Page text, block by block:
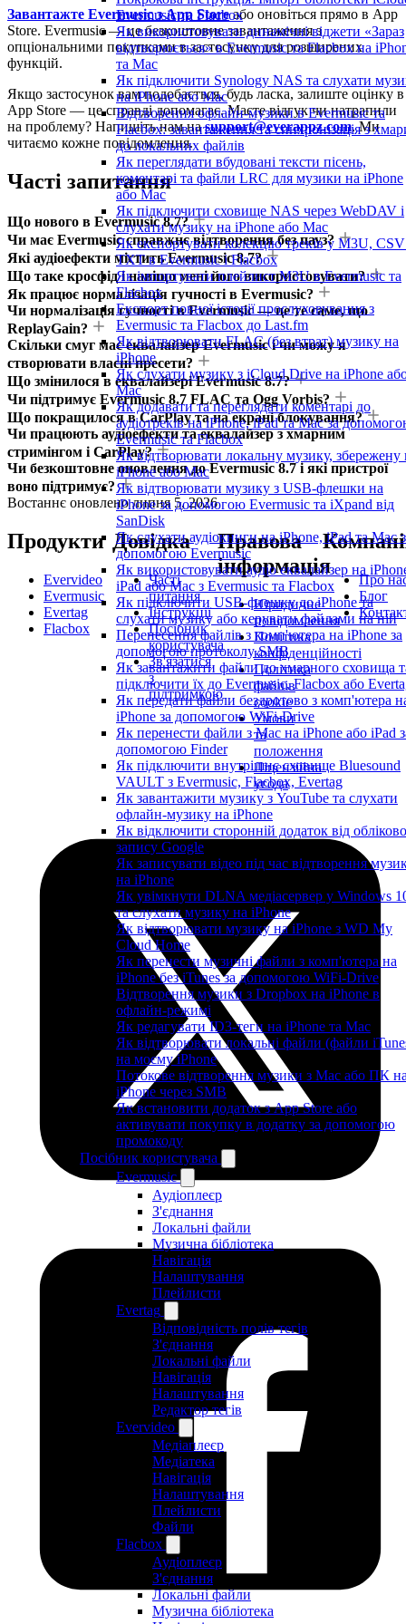
Evermusic та Flacbox
Як використовувати динамічні віджети «Зараз
відтворюється» в Evermusic та Flacbox на
та Mac
Як підключити Synology NAS та слухати
на iPhone або Mac
Відтворення офлайн-музики в Evermusic та
Flacbox: завантаження та синхронізація з
до локальних файлів
Як переглядати вбудовані тексти пісень,
коментарі та файли LRC для музики на iPhone
або Mac
Як підключити сховище NAS через WebDAV і
слухати музику на iPhone або Mac
Як експортувати колекцію треків у M3U,
TXT в Evermusic і Flacbox
Як імпортувати плейлист M3U в Evermusic та
Flacbox
Експорт повної історії прослуховування з
Evermusic та Flacbox до Last.fm
Як відтворювати FLAC (без втрат) музику на
iPhone
Як слухати музику з iCloud Drive на iPhone
Mac
Як додавати та переглядати коментарі до
аудіотреків на iPhone, iPad та Mac за
Evermusic та Flacbox
Як відтворювати локальну музику, збережену
iPhone або Mac
Як відтворювати музику з USB-флешки на
iPhone за допомогою Evermusic та iXpand від
SanDisk
Як слухати аудіокниги на iPhone, iPad та Mac
допомогою Evermusic
Як використовувати аудіо еквалайзер на
iPad або Mac з Evermusic та Flacbox
Як підключити USB-флешку до iPhone та
слухати музику або керувати файлами на ній
Перенесення файлів з комп'ютера на iPhone за
допомогою протоколу SMB
Як завантажити файли до хмарного сховища
підключити їх до Evermusic, Flacbox або
Як передати файли бездротово з комп'ютера
iPhone за допомогою WiFi-Drive
Як перенести файли з Mac на iPhone або iPad
допомогою Finder
Як підключити внутрішнє сховище Bluesound
VAULT з Evermusic, Flacbox, Evertag
Як завантажити музику з YouTube та слухати
офлайн-музику на iPhone
Як відключити сторонній додаток від
запису Google
Як записувати відео під час відтворення
на iPhone
Як увімкнути DLNA медіасервер у Windows
та слухати музику на iPhone
Як відтворювати музику на iPhone з WD My
Cloud Home
Як перенести музичні файли з комп'ютера на
iPhone без iTunes за допомогою WiFi-Drive
Відтворення музики з Dropbox на iPhone в
офлайн-режимі
Як редагувати ID3-теги на iPhone та Mac
Як відтворювати локальні файли (файли
на моєму iPhone
Потокове відтворення музики з Mac або ПК
iPhone через SMB
Як встановити додаток з App Store або
активувати покупку в додатку за допомогою
промокоду
Посібник користувача
Evermusic
Аудіоплеєр
З'єднання
Локальні файли
Музична бібліотека
Навігація
Налаштування
Плейлисти
Evertag
Відповідність полів тегів
З'єднання
Локальні файли
Навігація
Налаштування
Редактор тегів
Evervideo
Медіаплеєр
Медіатека
Навігація
Налаштування
Плейлисти
Файли
Flacbox
Аудіоплеєр
З'єднання
Локальні файли
Музична бібліотека
Завантажте Evermusic з App Storeабо оновіться прямо в App
Store. Evermusic — це безкоштовне завантаження з
опціональними покупками в застосунку для розширених
функцій.
Якщо застосунок вам подобається, будь ласка, залиште оцінку в
App Store — це справді допомагає. Маєте відгук чи натрапили
на проблему? Напишіть нам наsupport@everappz.com. Ми
читаємо кожне повідомлення.
Часті запитання
Що нового в Evermusic 8.7?
Чи має Evermusic справжнє відтворення без пауз?
Які аудіоефекти містить Evermusic 8.7?
Що таке кросфід і навіщо мені його використовувати?
Як працює нормалізація гучності в Evermusic?
Чи нормалізація гучності в Evermusic — це те саме, що
ReplayGain?
Скільки смуг має еквалайзер Evermusic і чи можу я
створювати власні пресети?
Що змінилося в еквалайзері Evermusic 8.7?
Чи підтримує Evermusic 8.7 FLAC та Ogg Vorbis?
Що покращилося в CarPlay та на екрані блокування?
Чи працюють аудіоефекти та еквалайзер з хмарним
стримінгом і CarPlay?
Чи безкоштовне оновлення до Evermusic 8.7 і які пристрої
воно підтримує?
Востаннє оновленолипня 5, 2026
Продукти
Evervideo
Evermusic
Evertag
Flacbox
Довідка
Часті
питання
Інструкції
Посібник
користувача
Зв'язатися
з
підтримкою
Правова
інформація
Юридичне
повідомлення
Політика
конфіденційності
Політика
файлів
cookie
Умови
та
положення
Ліцензійна
угода
Про
Блог